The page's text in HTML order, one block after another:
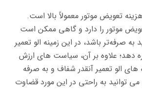
تعویض موتور معمولاً بالا است.
موتور را دارد و گاهی ممکن است
صرفه‌تر باشد، در این زمینه الو تعمیر
دهد؛ علاوه بر آن، سیاست های ارزش
الو تعمیر آنقدر شفاف و به صرفه
توانید به راحتی در این مورد قضاوت